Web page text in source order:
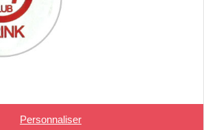
Personnaliser